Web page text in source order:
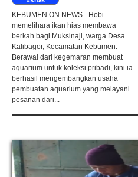
KEBUMEN ON NEWS - Hobi
memelihara ikan hias membawa
berkah bagi Muksinaji, warga Desa
Kalibagor, Kecamatan Kebumen.
Berawal dari kegemaran membuat
aquarium untuk koleksi pribadi, kini ia
berhasil mengembangkan usaha
pembuatan aquarium yang melayani
pesanan dari...